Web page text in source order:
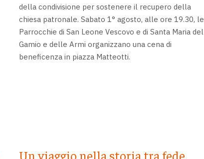
della condivisione per sostenere il recupero della
chiesa patronale. Sabato 1° agosto, alle ore 19.30, le
Parrocchie di San Leone Vescovo e di Santa Maria del
Gamio e delle Armi organizzano una cena di
beneficenza in piazza Matteotti.
Un viaggio nella storia tra fede,